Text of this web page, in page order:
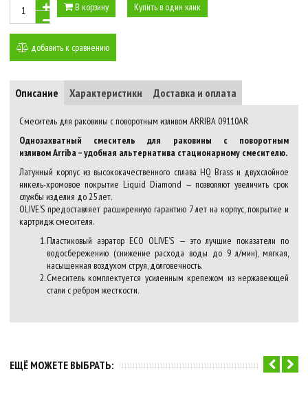
В корзину Купить в один клик
добавить к сравнению
Описание Характеристики Доставка и оплата
Смеситель для раковины с поворотным изливом ARRIBA 09110AR
Однозахватный смеситель для раковины с поворотным
изливом Arriba – удобная альтернатива стационарному смесителю.
Латунный корпус из высококачественного сплава HQ Brass и двухслойное
никель-хромовое покрытие Liquid Diamond — позволяют увеличить срок
службы изделия до 25 лет.
OLIVE’S предоставляет расширенную гарантию 7 лет на корпус, покрытие и
картридж смесителя.
Пластиковый аэратор ECO OLIVE’S — это лучшие показатели по
водосбережению (снижение расхода воды до 9 л/мин), мягкая,
насыщенная воздухом струя, долговечность.
Смеситель комплектуется усиленным крепежом из нержавеющей
стали с ребром жесткости.
ЕЩЁ МОЖЕТЕ ВЫБРАТЬ: